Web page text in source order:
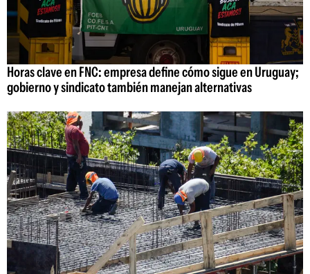
Horas clave en FNC: empresa define cómo sigue en Uruguay;
gobierno y sindicato también manejan alternativas